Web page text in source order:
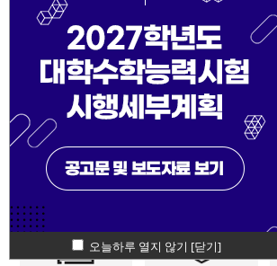
2026년 서울교육 불법찬조금 근절 대책 2분기..
동성고 소개 입학정보
동성의 교육 리로스쿨